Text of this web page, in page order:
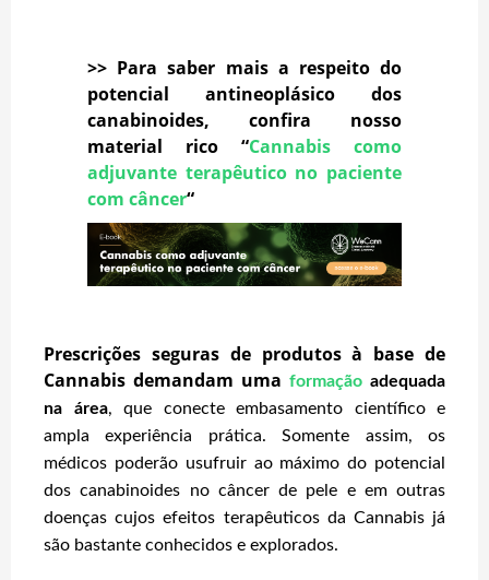
>> Para saber mais a respeito do
potencial antineoplásico dos
canabinoides, confira nosso
material rico “Cannabis como
adjuvante terapêutico no paciente
com câncer“
Prescrições seguras de produtos à base de
Cannabis demandam uma formação adequada
na área, que conecte embasamento científico e
ampla experiência prática. Somente assim, os
médicos poderão usufruir ao máximo do potencial
dos canabinoides no câncer de pele e em outras
doenças cujos efeitos terapêuticos da Cannabis já
são bastante conhecidos e explorados.